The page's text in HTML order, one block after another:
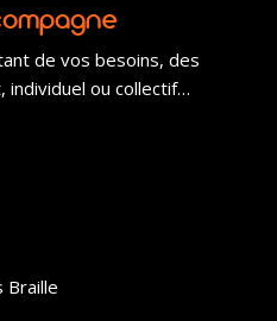
de vos besoins, des
individuel ou collectif…
Braille